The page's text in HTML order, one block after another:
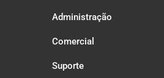
Administração
Comercial
Suporte